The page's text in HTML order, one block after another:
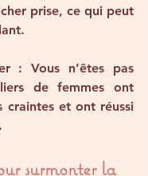
prise, ce qui peut
: Vous n’êtes pas
de femmes ont
craintes et ont réussi
surmonter la